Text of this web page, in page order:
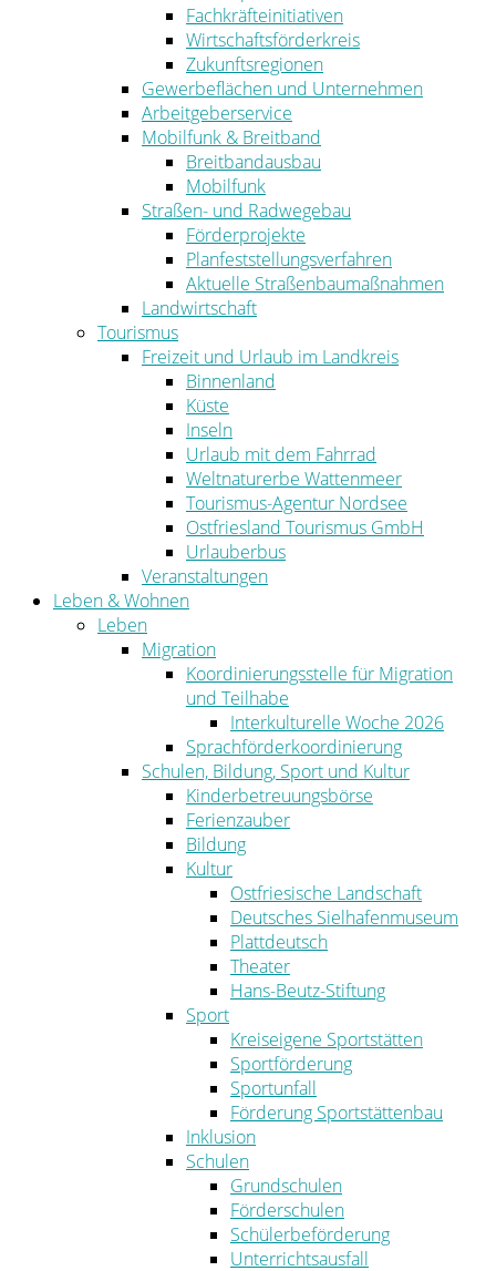
Fachkräfteinitiativen
Wirtschaftsförderkreis
Zukunftsregionen
Gewerbeflächen und Unternehmen
Arbeitgeberservice
Mobilfunk & Breitband
Breitbandausbau
Mobilfunk
Straßen- und Radwegebau
Förderprojekte
Planfeststellungsverfahren
Aktuelle Straßenbaumaßnahmen
Landwirtschaft
Tourismus
Freizeit und Urlaub im Landkreis
Binnenland
Küste
Inseln
Urlaub mit dem Fahrrad
Weltnaturerbe Wattenmeer
Tourismus-Agentur Nordsee
Ostfriesland Tourismus GmbH
Urlauberbus
Veranstaltungen
Leben & Wohnen
Leben
Migration
Koordinierungsstelle für Migration
und Teilhabe
Interkulturelle Woche 2026
Sprachförderkoordinierung
Schulen, Bildung, Sport und Kultur
Kinderbetreuungsbörse
Ferienzauber
Bildung
Kultur
Ostfriesische Landschaft
Deutsches Sielhafenmuseum
Plattdeutsch
Theater
Hans-Beutz-Stiftung
Sport
Kreiseigene Sportstätten
Sportförderung
Sportunfall
Förderung Sportstättenbau
Inklusion
Schulen
Grundschulen
Förderschulen
Schülerbeförderung
Unterrichtsausfall